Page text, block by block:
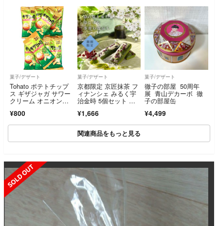
菓子/デザート
Tohato ポテトチップ
ス ギザジャガ サワー
クリーム オニオン
サイズ 手軽 スナッ
ク菓子 濃いうま
¥800
菓子/デザート
京都限定 京匠抹茶 フ
ィナンシェ みるく宇
治金時 5個セット ギ
装 贈り物 プレゼン
ト お祝い 人気 おしゃ
れ
¥1,666
菓子/デザート
徹子の部屋 50周年
展 青山デカーボ 徹
子の部屋缶
¥4,499
関連商品をもっと見る
SOLD OUT